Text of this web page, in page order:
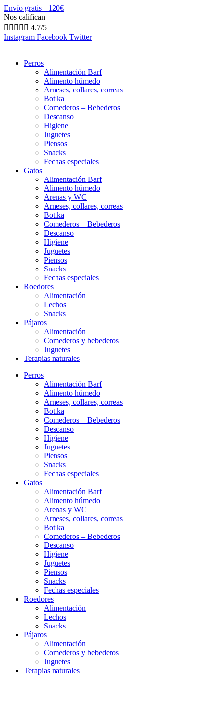
Envío gratis +120€
Nos califican
     4.7/5
Instagram Facebook Twitter
Perros
Alimentación Barf
Alimento húmedo
Arneses, collares, correas
Botika
Comederos – Bebederos
Descanso
Higiene
Juguetes
Piensos
Snacks
Fechas especiales
Gatos
Alimentación Barf
Alimento húmedo
Arenas y WC
Arneses, collares, correas
Botika
Comederos – Bebederos
Descanso
Higiene
Juguetes
Piensos
Snacks
Fechas especiales
Roedores
Alimentación
Lechos
Snacks
Pájaros
Alimentación
Comederos y bebederos
Juguetes
Terapias naturales
Perros
Alimentación Barf
Alimento húmedo
Arneses, collares, correas
Botika
Comederos – Bebederos
Descanso
Higiene
Juguetes
Piensos
Snacks
Fechas especiales
Gatos
Alimentación Barf
Alimento húmedo
Arenas y WC
Arneses, collares, correas
Botika
Comederos – Bebederos
Descanso
Higiene
Juguetes
Piensos
Snacks
Fechas especiales
Roedores
Alimentación
Lechos
Snacks
Pájaros
Alimentación
Comederos y bebederos
Juguetes
Terapias naturales